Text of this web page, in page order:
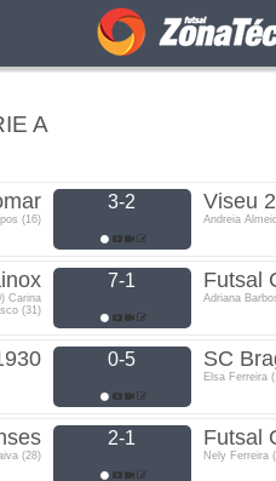
A
(16)
3-2 Viseu
Andreia
Carina
(31)
7-1 Futsal
Adriana
0-5 SC
Elsa Ferreira
(28)
2-1 Futsal
Nely Ferreira